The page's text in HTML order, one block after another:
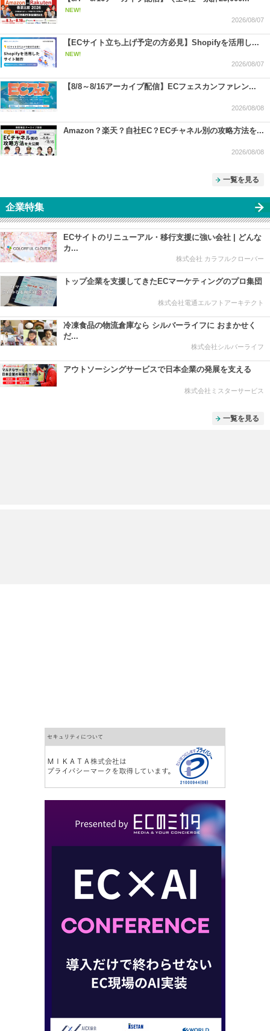
NEW!
2026/08/07
【ECサイト立ち上げ予定の方必見】Shopifyを活用し...
NEW!
2026/08/07
【8/8～8/16アーカイブ配信】ECフェスカンファレン...
2026/08/08
Amazon？楽天？自社EC？ECチャネル別の攻略方法を...
2026/08/08
一覧を見る
企業特集
ECサイトのリニューアル・移行支援に強い会社 | どんな
カ...
株式会社 カラフルクローバー
トップ企業を支援してきたECマーケティングのプロ集団
株式会社電通エルフトアーキテクト
冷凍食品の物流倉庫なら シルバーライフに おまかせく
だ...
株式会社シルバーライフ
アウトソーシングサービスで日本企業の発展を支える
株式会社ミスターサービス
一覧を見る